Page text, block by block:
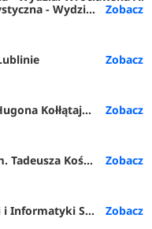
Biznesu (ATA Wrocław)
w Krakowie
Kościuszki
Stosowanej